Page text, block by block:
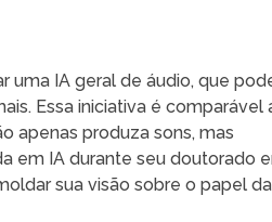
uma IA geral de áudio, que
Essa iniciativa é comparável
apenas produza sons, mas
em IA durante seu doutorado
sua visão sobre o papel da